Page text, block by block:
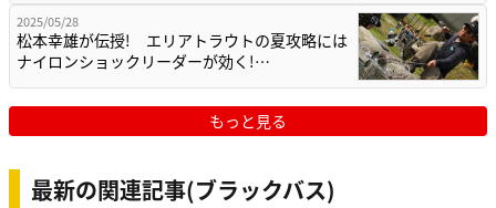
2025/05/28
松本幸雄が伝授! エリアトラウトの夏攻略には
ナイロンショックリーダーが効く!…
もっと見る
最新の関連記事(ブラックバス)